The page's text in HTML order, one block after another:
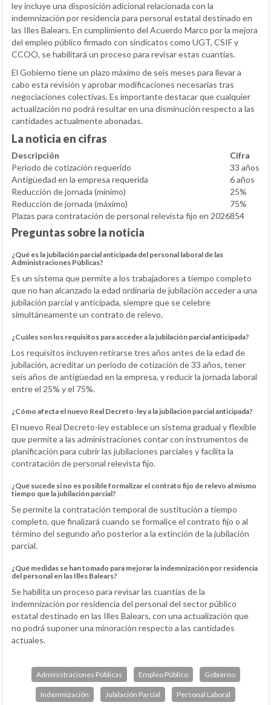
ley incluye una disposición adicional relacionada con la
indemnización por residencia para personal estatal destinado en
las Illes Balears. En cumplimiento del Acuerdo Marco por la mejora
del empleo público firmado con sindicatos como UGT, CSIF y
CCOO, se habilitará un proceso para revisar estas cuantías.
El Gobierno tiene un plazo máximo de seis meses para llevar a
cabo esta revisión y aprobar modificaciones necesarias tras
negociaciones colectivas. Es importante destacar que cualquier
actualización no podrá resultar en una disminución respecto a las
cantidades actualmente abonadas.
La noticia en cifras
Descripción
Cifra
Periodo de cotización requerido
33 años
Antigüedad en la empresa requerida
6 años
Reducción de jornada (mínimo)
25%
Reducción de jornada (máximo)
75%
Plazas para contratación de personal relevista fijo en 2026854
Preguntas sobre la noticia
¿Qué es la jubilación parcial anticipada del personal laboral de las
Administraciones Públicas?
Es un sistema que permite a los trabajadores a tiempo completo
que no han alcanzado la edad ordinaria de jubilación acceder a una
jubilación parcial y anticipada, siempre que se celebre
simultáneamente un contrato de relevo.
¿Cuáles son los requisitos para acceder a la jubilación parcial anticipada?
Los requisitos incluyen retirarse tres años antes de la edad de
jubilación, acreditar un periodo de cotización de 33 años, tener
seis años de antigüedad en la empresa, y reducir la jornada laboral
entre el 25% y el 75%.
¿Cómo afecta el nuevo Real Decreto-ley a la jubilación parcial anticipada?
El nuevo Real Decreto-ley establece un sistema gradual y flexible
que permite a las administraciones contar con instrumentos de
planificación para cubrir las jubilaciones parciales y facilita la
contratación de personal relevista fijo.
¿Qué sucede si no es posible formalizar el contrato fijo de relevo al mismo
tiempo que la jubilación parcial?
Se permite la contratación temporal de sustitución a tiempo
completo, que finalizará cuando se formalice el contrato fijo o al
término del segundo año posterior a la extinción de la jubilación
parcial.
¿Qué medidas se han tomado para mejorar la indemnización por residencia
del personal en las Illes Balears?
Se habilita un proceso para revisar las cuantías de la
indemnización por residencia del personal del sector público
estatal destinado en las Illes Balears, con una actualización que
no podrá suponer una minoración respecto a las cantidades
actuales.
Administraciones Públicas Empleo Público Gobierno
Indemnización Jubilación Parcial Personal Laboral